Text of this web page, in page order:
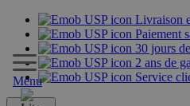
Livraison
Paiement
30 jours
2 ans de
Service
Menu